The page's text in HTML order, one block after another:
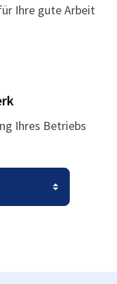
Ihre gute Arbeit
Ihres Betriebs